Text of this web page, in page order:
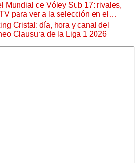
Mundial de Vóley Sub 17: rivales,
para ver a la selección en el
Cristal: día, hora y canal del
Clausura de la Liga 1 2026